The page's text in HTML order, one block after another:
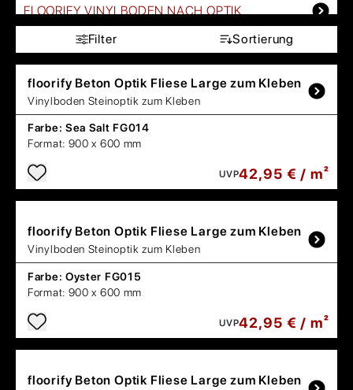
FLOORIFY VINYLBODEN NACH OPTIK
Filter
Sortierung
floorify Beton Optik Fliese Large zum Kleben
Vinylboden Steinoptik zum Kleben
Farbe: Sea Salt FG014
Format: 900 x 600 mm
UVP42,95 € / m²
floorify Beton Optik Fliese Large zum Kleben
Vinylboden Steinoptik zum Kleben
Farbe: Oyster FG015
Format: 900 x 600 mm
UVP42,95 € / m²
floorify Beton Optik Fliese Large zum Kleben